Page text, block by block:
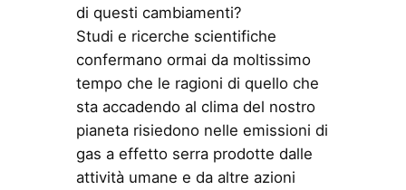
di questi cambiamenti?
Studi e ricerche scientifiche
confermano ormai da moltissimo
tempo che le ragioni di quello che
sta accadendo al clima del nostro
pianeta risiedono nelle emissioni di
gas a effetto serra prodotte dalle
attività umane e da altre azioni